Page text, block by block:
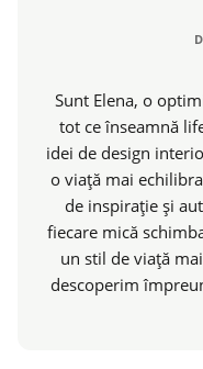
Sunt Elena, o
tot ce înseamnă
idei de design
o viață mai
de inspirație și
fiecare mică
un stil de viață
descoperim